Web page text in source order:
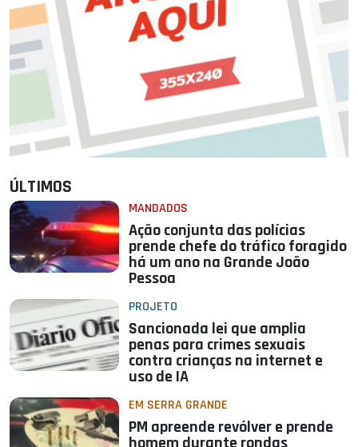
ÚLTIMOS
MANDADOS
Ação conjunta das polícias
prende chefe do tráfico foragido
há um ano na Grande João
Pessoa
PROJETO
Sancionada lei que amplia
penas para crimes sexuais
contra crianças na internet e
uso de IA
EM SERRA GRANDE
PM apreende revólver e prende